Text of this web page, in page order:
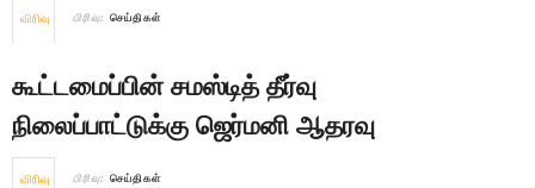
விரிவு பிரிவு: செய்திகள்
கூட்டமைப்பின் சமஸ்டித் தீர்வு
நிலைப்பாட்டுக்கு ஜெர்மனி ஆதரவு
விரிவு பிரிவு: செய்திகள்